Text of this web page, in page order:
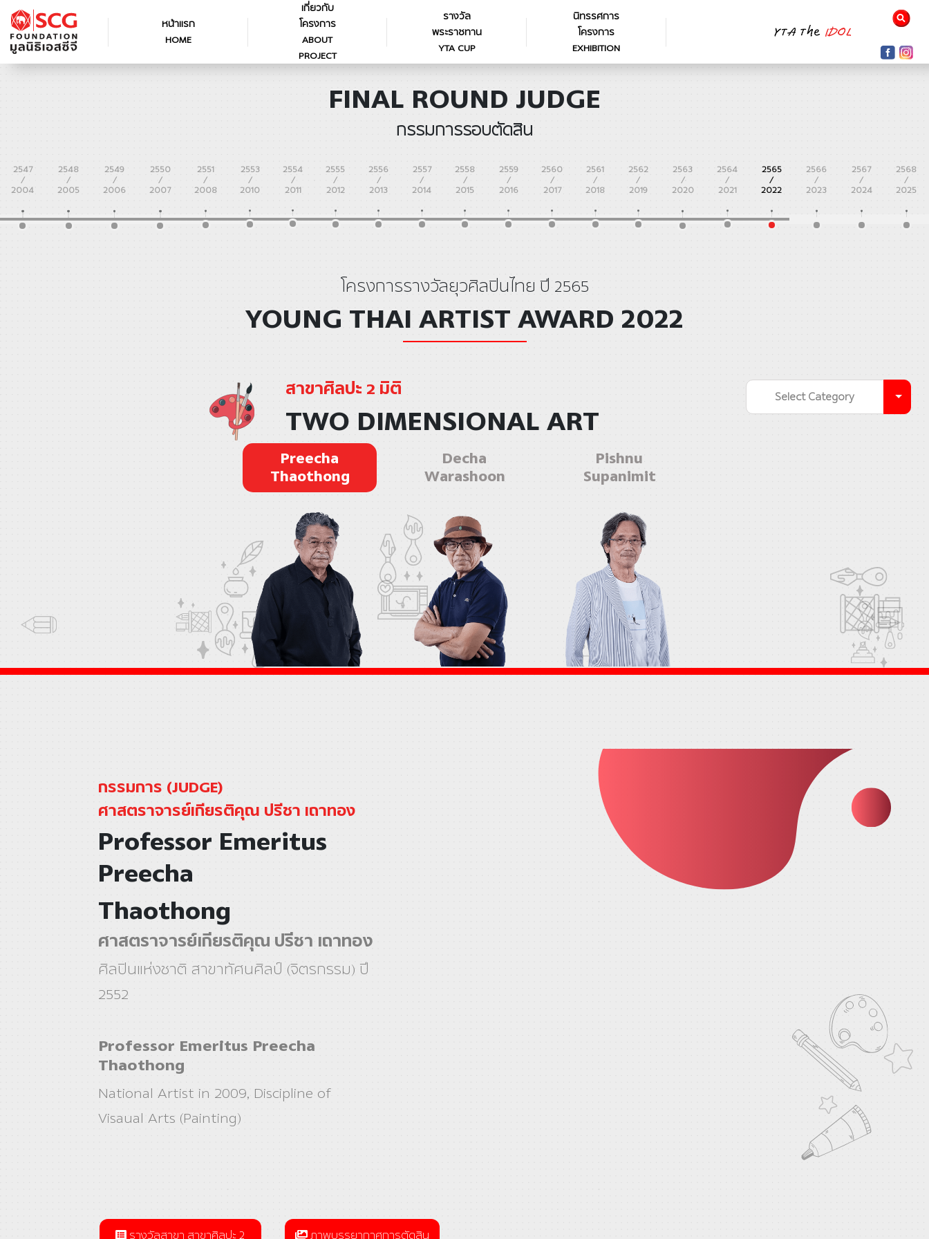
หน้าแรก
HOME
เกี่ยวกับ
โครงการ
ABOUT
PROJECT
รางวัล
พระราชทาน
YTA CUP
นิทรรศการ
โครงการ
EXHIBITION
FINAL ROUND JUDGE
กรรมการรอบตัดสิน
2547
/
2004
2548
/
2005
2549
/
2006
2550
/
2007
2551
/
2008
2553
/
2010
2554
/
2011
2555
/
2012
2556
/
2013
2557
/
2014
2558
/
2015
2559
/
2016
2560
/
2017
2561
/
2018
2562
/
2019
2563
/
2020
2564
/
2021
2565
/
2022
2566
/
2023
2567
/
2024
2568
/
2025
โครงการรางวัลยุวศิลปินไทย ปี 2565
YOUNG THAI ARTIST AWARD 2022
สาขาศิลปะ 2 มิติ
TWO DIMENSIONAL ART
Select Category
Preecha
Thaothong
Decha
Warashoon
Pishnu
Supanimit
กรรมการ (JUDGE)
ศาสตราจารย์เกียรติคุณ ปรีชา เถาทอง
Professor Emeritus
Preecha
Thaothong
ศาสตราจารย์เกียรติคุณ ปรีชา เถาทอง
ศิลปินแห่งชาติ สาขาทัศนศิลป์ (จิตรกรรม) ปี
2552
Professor Emeritus Preecha
Thaothong
National Artist in 2009, Discipline of
Visaual Arts (Painting)
รางวัลสาขา สาขาศิลปะ 2 ภาพบรรยากาศการตัดสิน